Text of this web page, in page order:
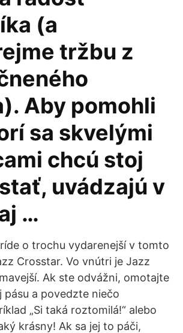
(a
tržbu z
Aby pomohli
sa skvelými
chcú stoj
uvádzajú v
…
o trochu vydarenejší v tomto
Crosstar. Vo vnútri je Jazz
Ak ste odvážni, omotajte
pásu a povedzte niečo
„Si taká roztomilá!“ alebo
krásny! Ak sa jej to páči,